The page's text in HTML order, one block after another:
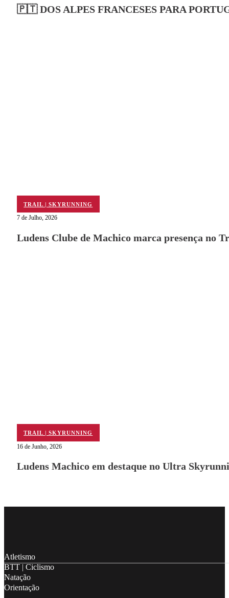
🇵🇹 DOS ALPES FRANCESES PARA
TRAIL | SKYRUNNING
7 de Julho, 2026
Ludens Clube de Machico marca presença no
TRAIL | SKYRUNNING
16 de Junho, 2026
Ludens Machico em destaque no Ultra
Atletismo
BTT | Ciclismo
Natação
Orientação